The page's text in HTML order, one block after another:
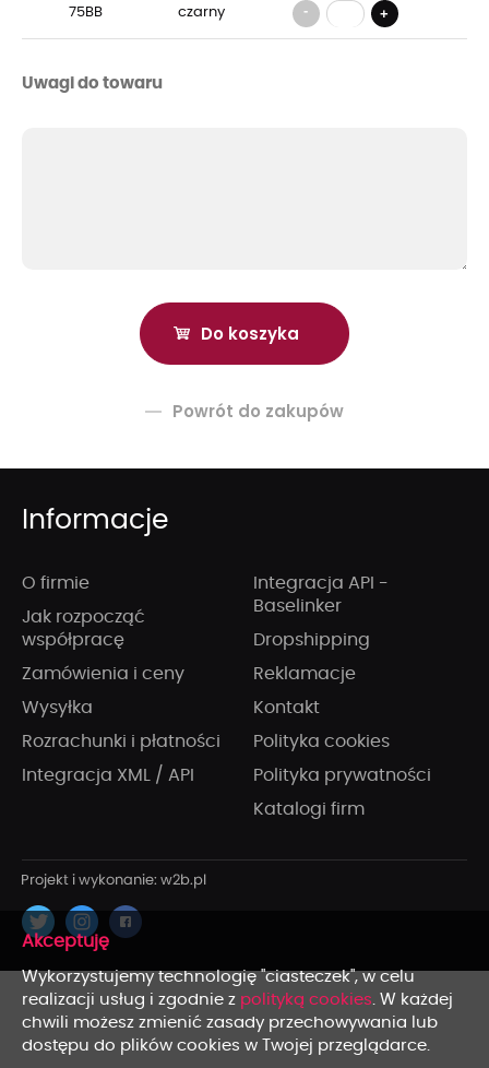
75BB czarny - +
Uwagi do towaru
Powrót do zakupów
Informacje
O firmie
Jak rozpocząć
współpracę
Zamówienia i ceny
Wysyłka
Rozrachunki i płatności
Integracja XML / API
Integracja API -
Baselinker
Dropshipping
Reklamacje
Kontakt
Polityka cookies
Polityka prywatności
Katalogi firm
x
Wykorzystujemy technologię "ciasteczek", w celu
realizacji usług i zgodnie z polityką cookies. W każdej
chwili możesz zmienić zasady przechowywania lub
dostępu do plików cookies w Twojej przeglądarce.